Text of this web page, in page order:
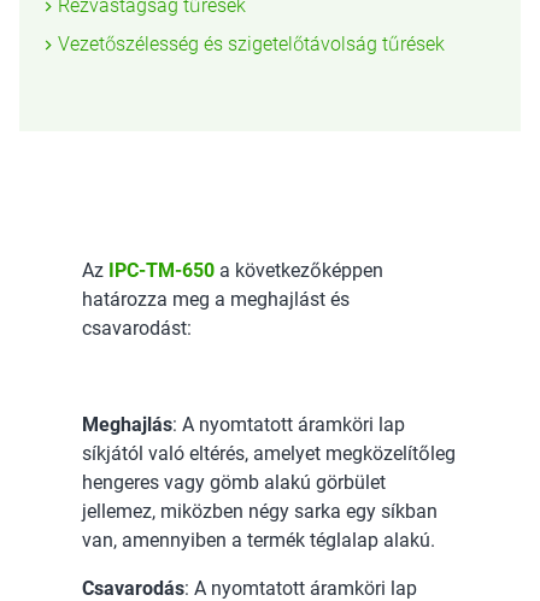
Rézvastagság tűrések
Vezetőszélesség és szigetelőtávolság tűrések
Az IPC-TM-650 a következőképpen
határozza meg a meghajlást és
csavarodást:
Meghajlás: A nyomtatott áramköri lap
síkjától való eltérés, amelyet megközelítőleg
hengeres vagy gömb alakú görbület
jellemez, miközben négy sarka egy síkban
van, amennyiben a termék téglalap alakú.
Csavarodás: A nyomtatott áramköri lap